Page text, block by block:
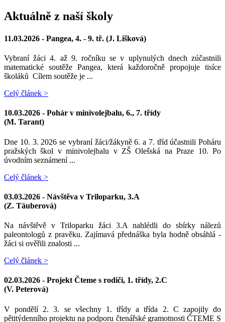
Aktuálně z naší školy
11.03.2026 - Pangea, 4. - 9. tř. (J. Lišková)
Vybraní žáci 4. až 9. ročníku se v uplynulých dnech zúčastnili
matematické soutěže Pangea, která každoročně propojuje tisíce
školáků Cílem soutěže je ...
Celý článek >
10.03.2026 - Pohár v minivolejbalu, 6., 7. třídy
(M. Tarant)
Dne 10. 3. 2026 se vybraní žáci/žákyně 6. a 7. tříd účastnili Poháru
pražských škol v minivolejbalu v ZŠ Olešská na Praze 10. Po
úvodním seznámení ...
Celý článek >
03.03.2026 - Návštěva v Triloparku, 3.A
(Z. Täuberová)
Na návštěvě v Triloparku žáci 3.A nahlédli do sbírky nálezů
paleontologů z pravěku. Zajímavá přednáška byla hodně obsáhlá -
žáci si ověřili znalosti ...
Celý článek >
02.03.2026 - Projekt Čteme s rodiči, 1. třídy, 2.C
(V. Peterová)
V pondělí 2. 3. se všechny 1. třídy a třída 2. C zapojily do
pětitýdenního projektu na podporu čtenářské gramotnosti ČTEME S